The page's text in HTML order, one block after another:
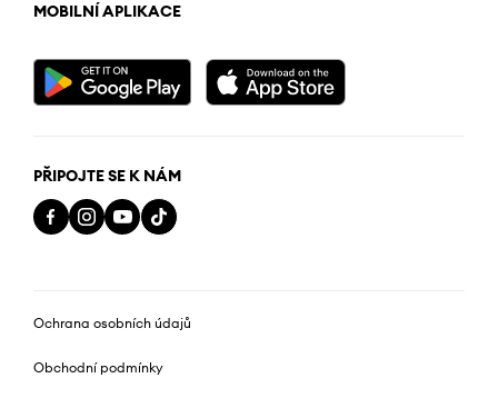
MOBILNÍ APLIKACE
PŘIPOJTE SE K NÁM
Ochrana osobních údajů
Obchodní podmínky